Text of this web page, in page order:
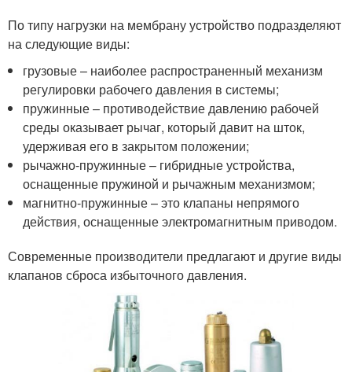
По типу нагрузки на мембрану устройство подразделяют
на следующие виды:
грузовые – наиболее распространенный механизм
регулировки рабочего давления в системы;
пружинные – противодействие давлению рабочей
среды оказывает рычаг, который давит на шток,
удерживая его в закрытом положении;
рычажно-пружинные – гибридные устройства,
оснащенные пружиной и рычажным механизмом;
магнитно-пружинные – это клапаны непрямого
действия, оснащенные электромагнитным приводом.
Современные производители предлагают и другие виды
клапанов сброса избыточного давления.